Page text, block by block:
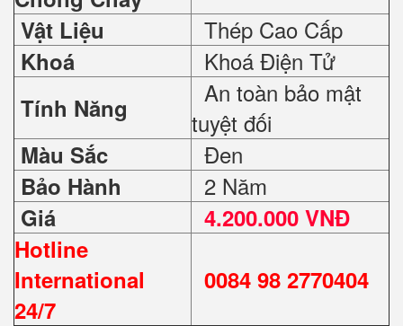
Vật Liệu Thép Cao Cấp
Khoá Khoá Điện Tử
Tính Năng
An toàn bảo mật
tuyệt đối
Màu Sắc Đen
Bảo Hành 2 Năm
Giá
4.200.000 VNĐ
Hotline
International
24/7
0084 98 2770404